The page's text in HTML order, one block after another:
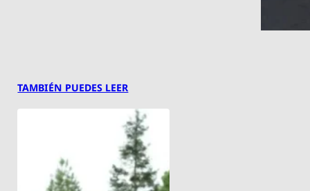
TAMBIÉN PUEDES LEER